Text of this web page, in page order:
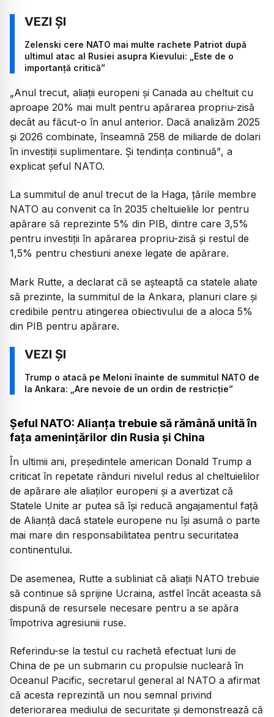
Zelenski cere NATO mai multe rachete Patriot după
ultimul atac al Rusiei asupra Kievului: „Este de o
importanță critică”
„Anul trecut, aliații europeni și Canada au cheltuit cu
aproape 20% mai mult pentru apărarea propriu-zisă
decât au făcut-o în anul anterior. Dacă analizăm 2025
și 2026 combinate, înseamnă 258 de miliarde de dolari
în investiții suplimentare. Și tendința continuă”, a
explicat șeful NATO.
La summitul de anul trecut de la Haga, țările membre
NATO au convenit ca în 2035 cheltuielile lor pentru
apărare să reprezinte 5% din PIB, dintre care 3,5%
pentru investiții în apărarea propriu-zisă și restul de
1,5% pentru chestiuni anexe legate de apărare.
Mark Rutte, a declarat că se așteaptă ca statele aliate
să prezinte, la summitul de la Ankara, planuri clare și
credibile pentru atingerea obiectivului de a aloca 5%
din PIB pentru apărare.
Trump o atacă pe Meloni înainte de summitul NATO de
la Ankara: „Are nevoie de un ordin de restricție”
Șeful NATO: Alianța trebuie să rămână unită în
fața amenințărilor din Rusia și China
În ultimii ani, președintele american Donald Trump a
criticat în repetate rânduri nivelul redus al cheltuielilor
de apărare ale aliaților europeni și a avertizat că
Statele Unite ar putea să își reducă angajamentul față
de Alianță dacă statele europene nu își asumă o parte
mai mare din responsabilitatea pentru securitatea
continentului.
De asemenea, Rutte a subliniat că aliații NATO trebuie
să continue să sprijine Ucraina, astfel încât aceasta să
dispună de resursele necesare pentru a se apăra
împotriva agresiunii ruse.
Referindu-se la testul cu rachetă efectuat luni de
China de pe un submarin cu propulsie nucleară în
Oceanul Pacific, secretarul general al NATO a afirmat
că acesta reprezintă un nou semnal privind
deteriorarea mediului de securitate și demonstrează că